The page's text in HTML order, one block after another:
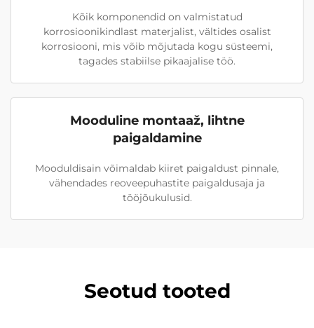
Kõik komponendid on valmistatud
korrosioonikindlast materjalist, vältides osalist
korrosiooni, mis võib mõjutada kogu süsteemi,
tagades stabiilse pikaajalise töö.
Mooduline montaaž, lihtne
paigaldamine
Mooduldisain võimaldab kiiret paigaldust pinnale,
vähendades reoveepuhastite paigaldusaja ja
tööjõukulusid.
Seotud tooted